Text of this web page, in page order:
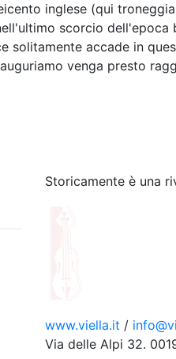
inglese (qui
scorcio dell'epoca
solitamente accade in
venga presto
Storicamente è una
www.viella.it /
Via delle Alpi 32.